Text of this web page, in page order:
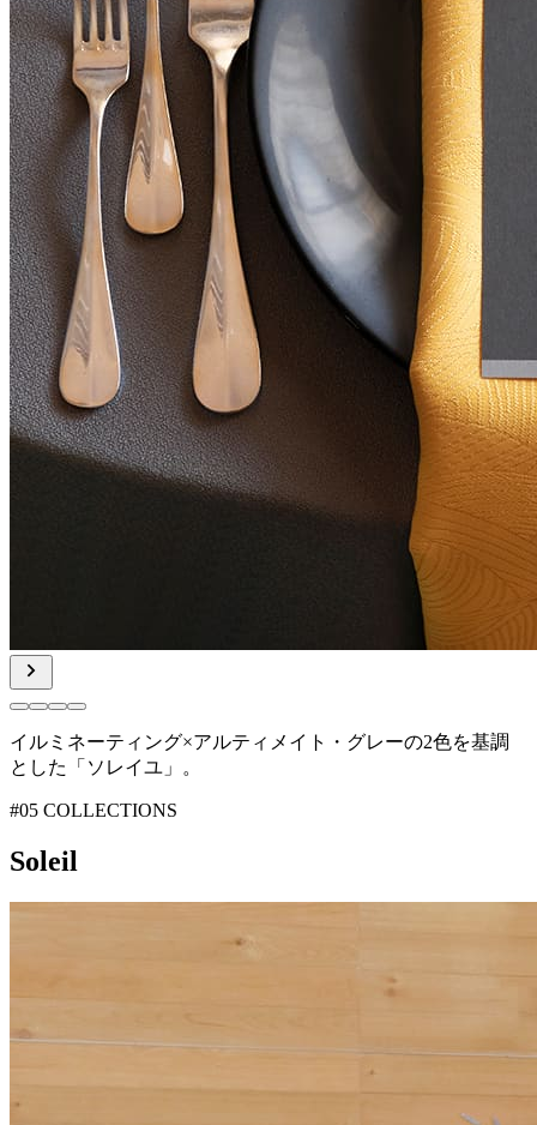
イルミネーティング×アルティメイト・グレーの2色を基調
とした「ソレイユ」。
#05 COLLECTIONS
Soleil